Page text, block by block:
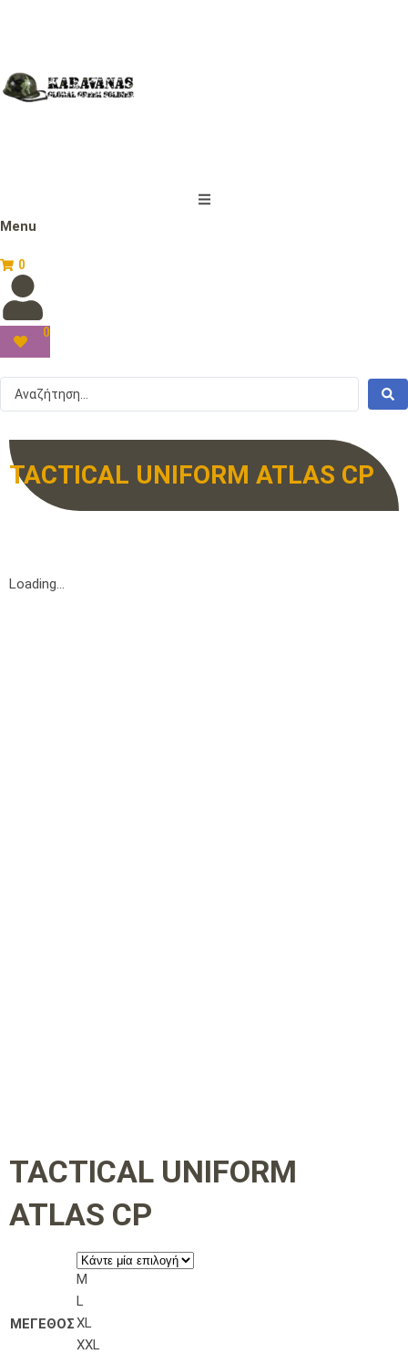
Menu
0
0
TACTICAL UNIFORM ATLAS CP
Loading...
TACTICAL UNIFORM
ATLAS CP
ΜΕΓΕΘΟΣ
M
L
XL
XXL